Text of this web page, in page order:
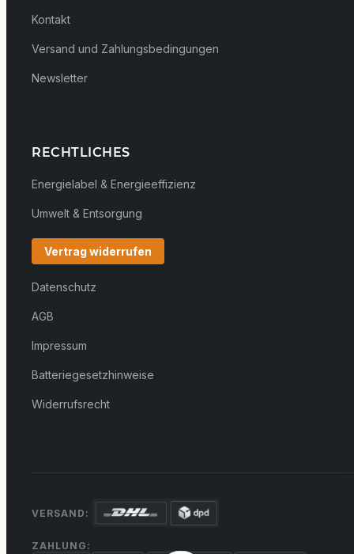
Kontakt
Versand und Zahlungsbedingungen
Newsletter
RECHTLICHES
Energielabel & Energieeffizienz
Umwelt & Entsorgung
Vertrag widerrufen
Datenschutz
AGB
Impressum
Batteriegesetzhinweise
Widerrufsrecht
VERSAND:
ZAHLUNG: